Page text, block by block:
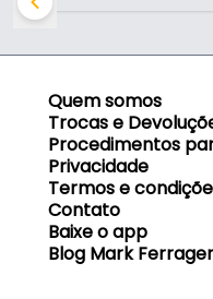
- Comercializado:
Quem somos
Trocas e
Procedimentos
Privacidade
Termos e
Contato
Baixe o app
Blog Mark